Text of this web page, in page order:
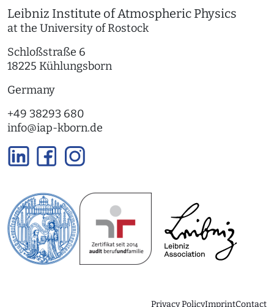
Leibniz Institute of Atmospheric Physics
at the University of Rostock
Schloßstraße 6
18225 Kühlungsborn
Germany
+49 38293 680
info@iap-kborn.de
Privacy PolicyImprintContact